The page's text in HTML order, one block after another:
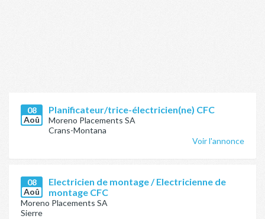
08
Aoû
Planificateur/trice-électricien(ne) CFC
Moreno Placements SA
Crans-Montana
Voir l'annonce
08
Aoû
Electricien de montage / Electricienne de
montage CFC
Moreno Placements SA
Sierre